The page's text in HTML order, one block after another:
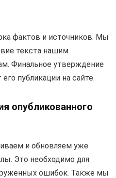
фактов и источников. Мы
текста нашим
Финальное утверждение
публикации на сайте.
опубликованного
и обновляем уже
Это необходимо для
ошибок. Также мы